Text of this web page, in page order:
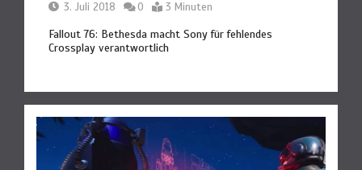
3. Juli 2018 0 3 Minuten
Fallout 76: Bethesda macht Sony für fehlendes
Crossplay verantwortlich